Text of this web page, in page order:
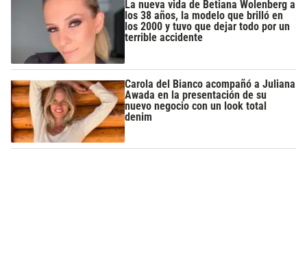
La nueva vida de Betiana Wolenberg a
los 38 años, la modelo que brilló en
los 2000 y tuvo que dejar todo por un
terrible accidente
Carola del Bianco acompañó a Juliana
Awada en la presentación de su
nuevo negocio con un look total
denim